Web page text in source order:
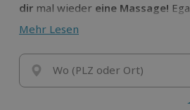
dir mal wieder eine Massage!
Massage es für dich sein darf,
du suchst:Pure Entspannung
Körper etwas Gutes zu tun.
Mehr Lesen
Wo (PLZ oder Ort)